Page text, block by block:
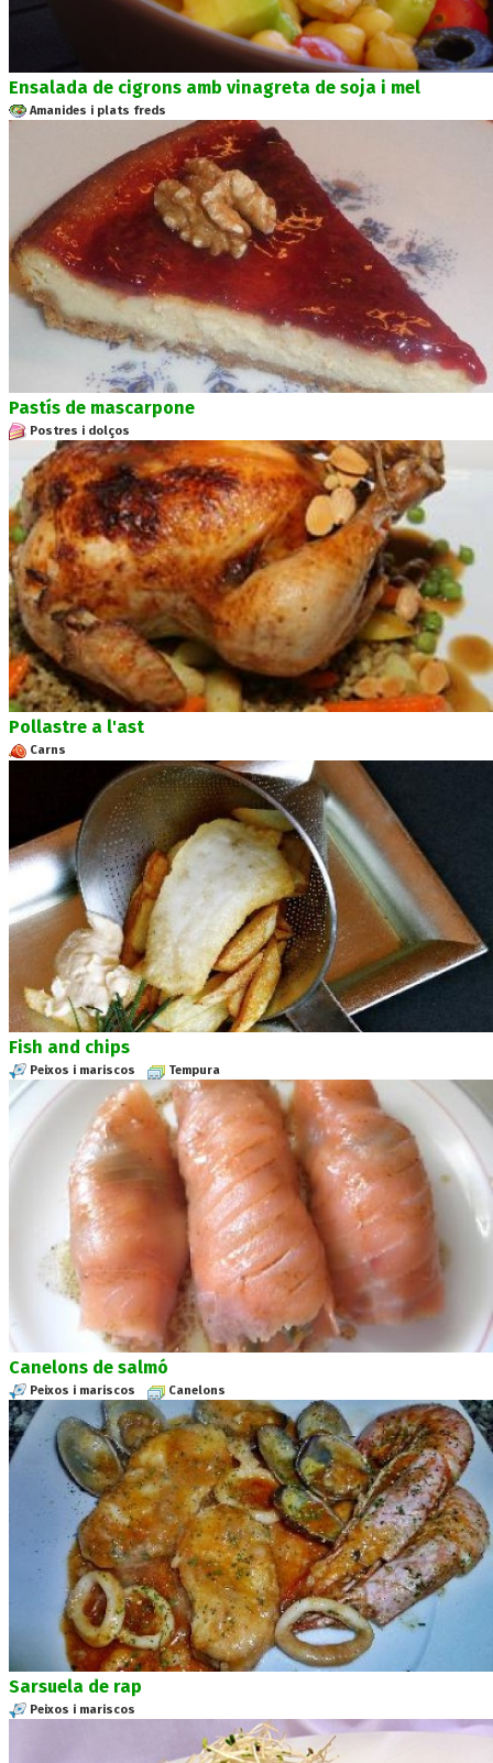
Ensalada de cigrons amb vinagreta de soja i mel
Amanides i plats freds
Pastís de mascarpone
Postres i dolços
Pollastre a l'ast
Carns
Fish and chips
Peixos i mariscos Tempura
Canelons de salmó
Peixos i mariscos Canelons
Sarsuela de rap
Peixos i mariscos